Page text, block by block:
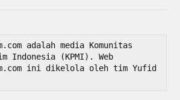
adalah media Komunitas
Indonesia (KPMI). Web
ini dikelola oleh tim Yufid